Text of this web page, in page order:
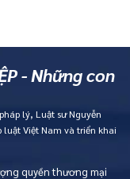
- Những con
lý, Luật sư Nguyễn
luật Việt Nam và triển khai
quyền thương mại